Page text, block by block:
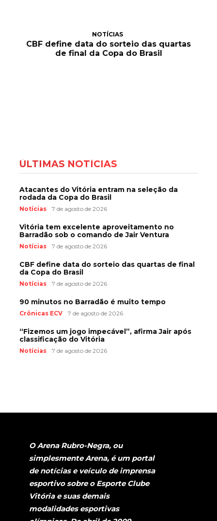
NOTÍCIAS
CBF define data do sorteio das quartas
de final da Copa do Brasil
ÚLTIMAS NOTÍCIAS
Atacantes do Vitória entram na seleção da
rodada da Copa do Brasil
Notícias 7 de agosto de 2026
Vitória tem excelente aproveitamento no
Barradão sob o comando de Jair Ventura
Notícias 7 de agosto de 2026
CBF define data do sorteio das quartas de final
da Copa do Brasil
Notícias 7 de agosto de 2026
90 minutos no Barradão é muito tempo
Crônicas ECV 7 de agosto de 2026
“Fizemos um jogo impecável”, afirma Jair após
classificação do Vitória
Notícias 7 de agosto de 2026
O Arena Rubro-Negra, ou
simplesmente Arena, é um portal
de notícias e veículo de imprensa
esportivo sobre o Esporte Clube
Vitória e suas demais
modalidades esportivas